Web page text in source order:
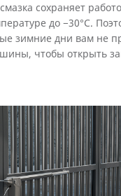
сохраняет
до −30°С.
зимние дни вам не
чтобы открыть